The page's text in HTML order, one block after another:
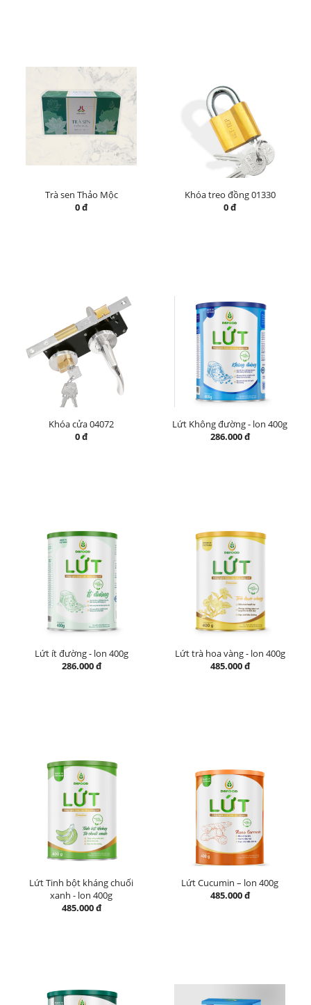
Trà sen Thảo Mộc
0 đ
Khóa treo đồng 01330
0 đ
Khóa cửa 04072
0 đ
Lứt Không đường - lon 400g
286.000 đ
Lứt ít đường - lon 400g
286.000 đ
Lứt trà hoa vàng - lon 400g
485.000 đ
Lứt Tinh bột kháng chuối
xanh - lon 400g
485.000 đ
Lứt Cucumin – lon 400g
485.000 đ